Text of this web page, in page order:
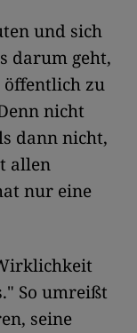
und sich
darum geht,
zu
nicht
dann nicht,
allen
nur eine
So umreißt
seine